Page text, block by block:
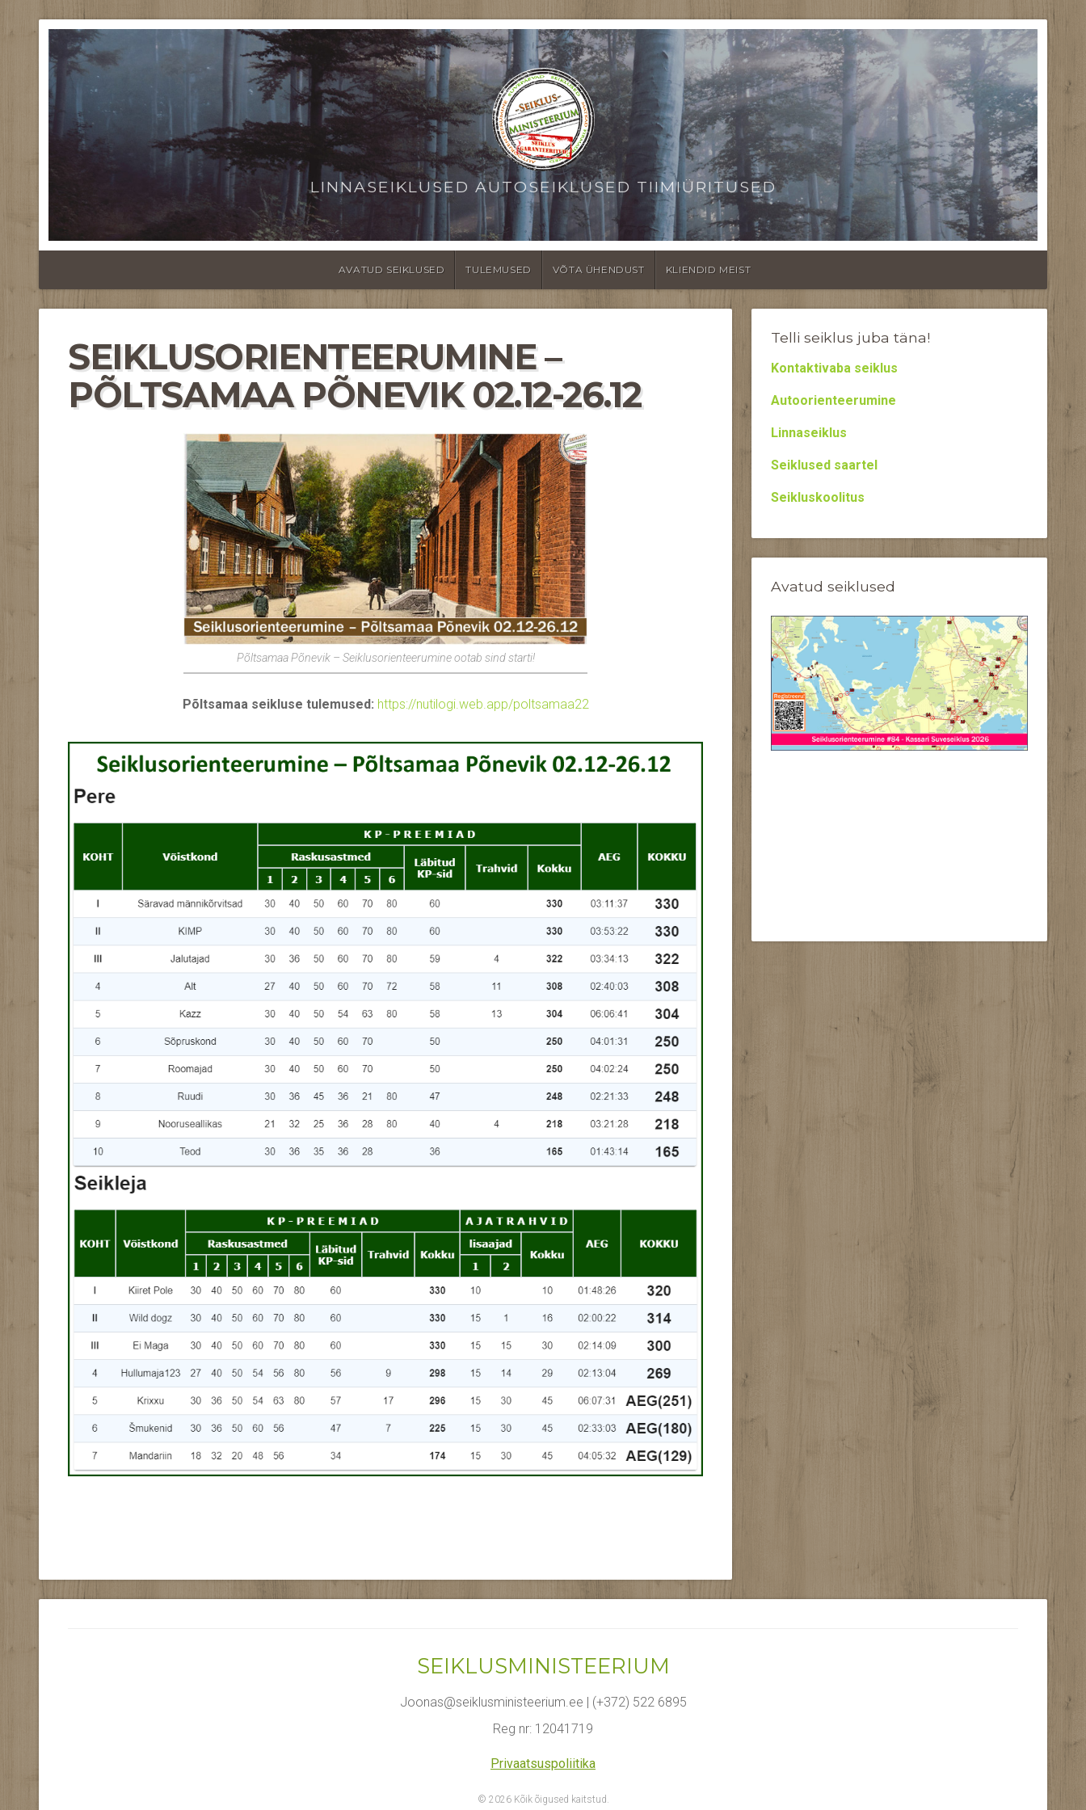
LINNASEIKLUSED AUTOSEIKLUSED TIIMIÜRITUSED
AVATUD SEIKLUSED TULEMUSED VÕTA ÜHENDUST KLIENDID MEIST
SEIKLUSORIENTEERUMINE –
PÕLTSAMAA PÕNEVIK 02.12-26.12
Põltsamaa Põnevik – Seiklusorienteerumine ootab sind starti!
Põltsamaa seikluse tulemused: https://nutilogi.web.app/poltsamaa22
Telli seiklus juba täna!
Kontaktivaba seiklus
Autoorienteerumine
Linnaseiklus
Seiklused saartel
Seikluskoolitus
Avatud seiklused
SEIKLUSMINISTEERIUM
Joonas@seiklusministeerium.ee | (+372) 522 6895
Reg nr: 12041719
Privaatsuspoliitika
© 2026 Kõik õigused kaitstud.